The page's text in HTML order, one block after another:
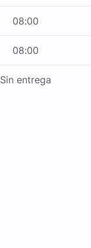
08:00
08:00
Sin entrega